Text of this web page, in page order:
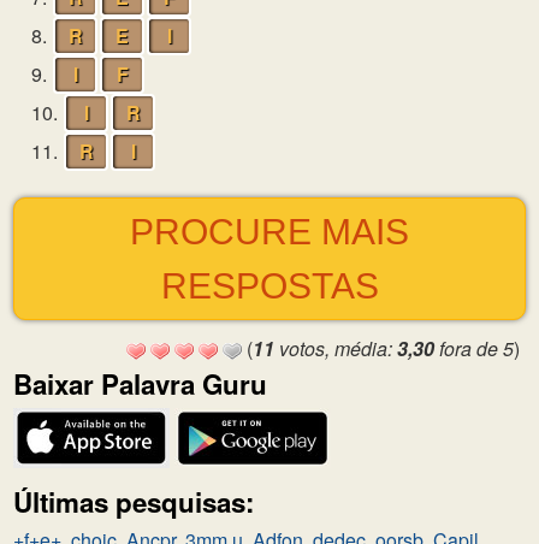
8.
R E
I
9.
I
F
10.
I
R
11.
R I
PROCURE MAIS
RESPOSTAS
(11 votos, média:3,30fora de 5)
Baixar Palavra Guru
Últimas pesquisas: